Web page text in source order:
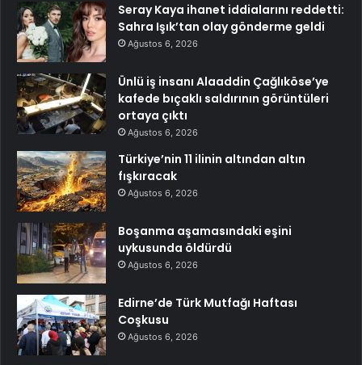
Seray Kaya ihanet iddialarını reddetti:
Sahra Işık’tan olay gönderme geldi
Ağustos 6, 2026
Ünlü iş insanı Alaaddin Çağlıköse’ye
kafede bıçaklı saldırının görüntüleri
ortaya çıktı
Ağustos 6, 2026
Türkiye’nin 11 ilinin altından altın
fışkıracak
Ağustos 6, 2026
Boşanma aşamasındaki eşini
uykusunda öldürdü
Ağustos 6, 2026
Edirne’de Türk Mutfağı Haftası
Coşkusu
Ağustos 6, 2026